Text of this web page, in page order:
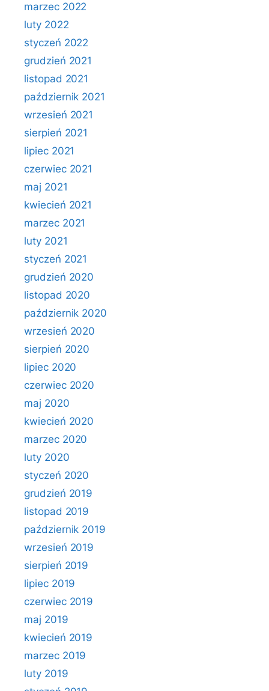
marzec 2022
luty 2022
styczeń 2022
grudzień 2021
listopad 2021
październik 2021
wrzesień 2021
sierpień 2021
lipiec 2021
czerwiec 2021
maj 2021
kwiecień 2021
marzec 2021
luty 2021
styczeń 2021
grudzień 2020
listopad 2020
październik 2020
wrzesień 2020
sierpień 2020
lipiec 2020
czerwiec 2020
maj 2020
kwiecień 2020
marzec 2020
luty 2020
styczeń 2020
grudzień 2019
listopad 2019
październik 2019
wrzesień 2019
sierpień 2019
lipiec 2019
czerwiec 2019
maj 2019
kwiecień 2019
marzec 2019
luty 2019